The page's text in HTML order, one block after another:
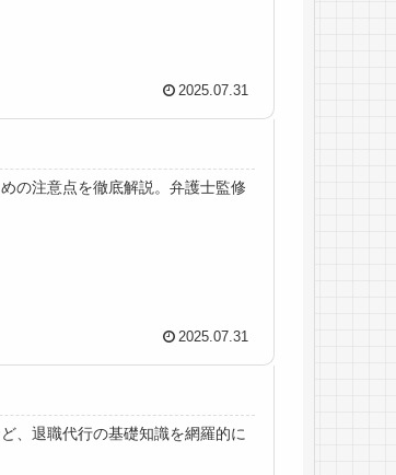
2025.07.31
の注意点を徹底解説。弁護士監修
2025.07.31
、退職代行の基礎知識を網羅的に